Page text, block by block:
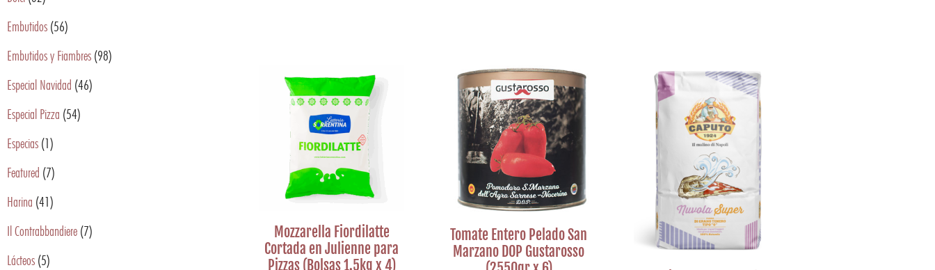
Embutidos (56)
Embutidos y Fiambres (98)
Especial Navidad (46)
Especial Pizza (54)
Especias (1)
Featured (7)
Harina (41)
Il Contrabbandiere (7)
Lácteos (5)
Mozzarella Fiordilatte
Cortada en Julienne para
Pizzas (Bolsas 1.5kg x 4)
Tomate Entero Pelado San
Marzano DOP Gustarosso